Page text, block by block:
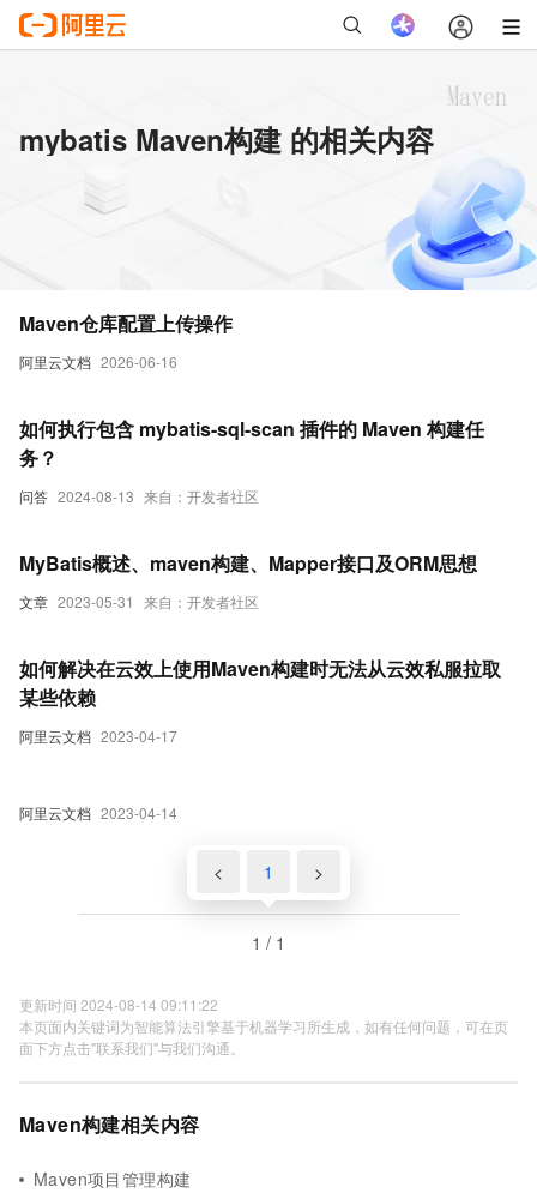
mybatis Maven构建 的相关内容
阿里云文档 2026-06-16
Maven仓库配置上传操作
问答 2024-08-13 来自：开发者社区
如何执行包含 mybatis-sql-scan 插件的 Maven 构建任
务？
文章 2023-05-31 来自：开发者社区
MyBatis概述、maven构建、Mapper接口及ORM思想
阿里云文档 2023-04-17
如何解决在云效上使用Maven构建时无法从云效私服拉取
某些依赖
阿里云文档 2023-04-14
< 1 >
1 / 1
更新时间 2024-08-14 09:11:22
本页面内关键词为智能算法引擎基于机器学习所生成，如有任何问题，可在页
面下方点击"联系我们"与我们沟通。
Maven构建相关内容
Maven项目管理构建